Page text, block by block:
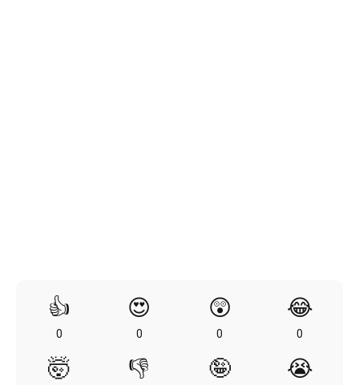
👍
0
😍
0
😲
0
😂
0
🤯 👎 🤪 😭